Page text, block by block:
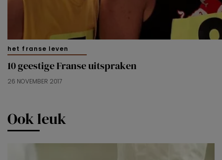
het franse leven
10 geestige Franse uitspraken
26 NOVEMBER 2017
Ook leuk